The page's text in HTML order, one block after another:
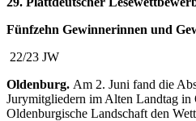
Fünfzehn Gewinnerinnen und
22/23 JW
Oldenburg. Am 2. Juni fand die
Jurymitgliedern im Alten Landtag in
Oldenburgische Landschaft den